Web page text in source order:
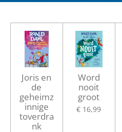
Joris en
de
geheimz
innige
toverdra
nk
Word
nooit
groot
€ 16,99